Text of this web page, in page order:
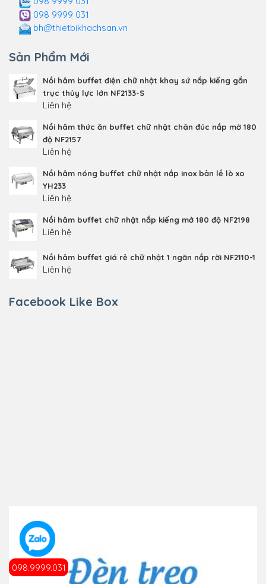
098.9999.031
098 9999 031
bh@thietbikhachsan.vn
Sản Phẩm Mới
Nồi hâm buffet điện chữ nhật khay sứ nắp kiếng gắn
trục thủy lực lớn NF2133-S
Liên hệ
Nồi hâm thức ăn buffet chữ nhật chân đúc nắp mở 180
độ NF2157
Liên hệ
Nồi hâm nóng buffet chữ nhật nắp inox bản lề lò xo
YH233
Liên hệ
Nồi hâm buffet chữ nhật nắp kiếng mở 180 độ NF2198
Liên hệ
Nồi hâm buffet giá rẻ chữ nhật 1 ngăn nắp rời NF2110-1
Liên hệ
Facebook Like Box